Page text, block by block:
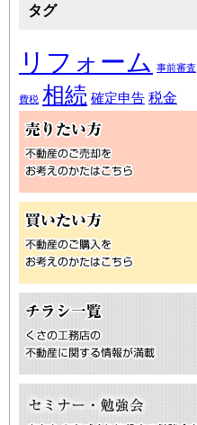
タグ
リフォーム 事前審査
費税 相続 確定申告 税金